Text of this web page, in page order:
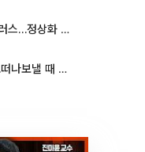
22일 만에 다시 문 연 홈플러스…정상화 바쁜데 재고 없어 ‘발동동’[가보니]
차인표 "동생 구강암 투병…떠나보낼 때 가장 힘들었다”